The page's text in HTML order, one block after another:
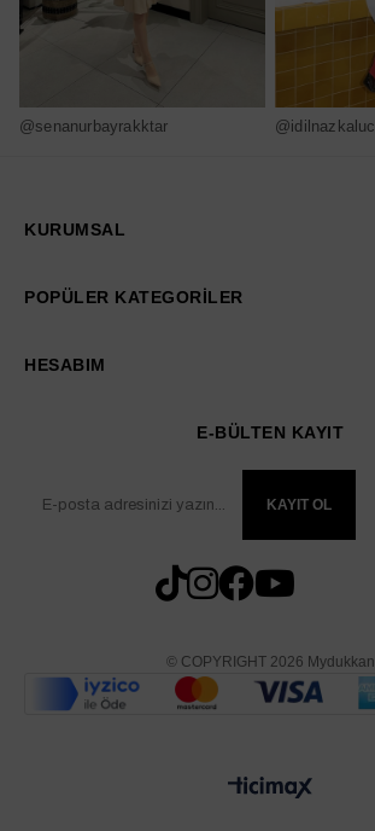
@senanurbayrakktar @idilnazkaluc
KURUMSAL
POPÜLER KATEGORİLER
HESABIM
E-BÜLTEN KAYIT
KAYIT OL
© COPYRIGHT 2026 Mydukkan